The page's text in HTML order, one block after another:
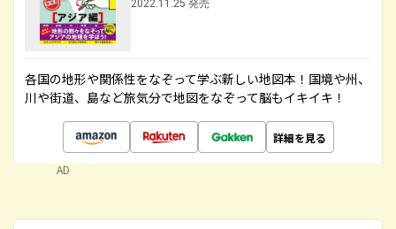
2022.11.25 発売
各国の地形や関係性をなぞって学ぶ新しい地図本！国境や州、
川や街道、島など旅気分で地図をなぞって脳もイキイキ！
詳細を見る
AD